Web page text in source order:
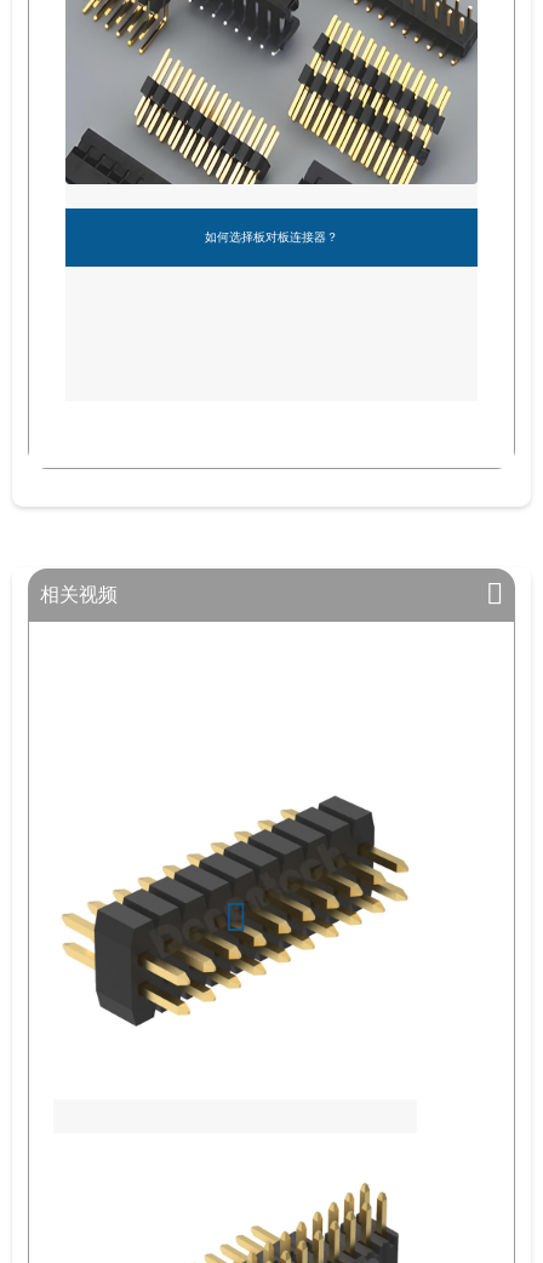
如何选择板对板连接器？
相关视频